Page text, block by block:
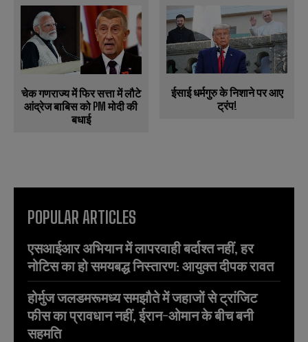
चेक गणराज्य में फिर सत्ता में लौटे
आंद्रेज बाबिस को PM मोदी की
बधाई
ईसाई धर्मगुरु के निशाने पर आए
ट्रंप!
POPULAR ARTICLES
एसआईआर अभियान में लापरवाही बर्दाश्त नहीं, हर
नोटिस का हो समयबद्ध निस्तारण: आयुक्त दीपक रावत
होर्मुज जलडमरूमध्य समझौते में जहाजों से ट्रांजिट
फीस का प्रावधान नहीं, ईरान-ओमान के बीच बनी
सहमति